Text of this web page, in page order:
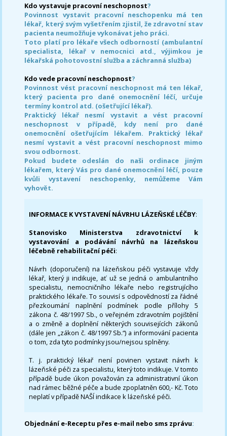
Kdo vystavuje pracovní neschopnost?
Povinnost vystavit pracovní neschopenku má ten
lékař, který svým vyšetřením zjistil, že zdravotní stav
pacienta neumožňuje vykonávat jeho práci.
Toto platí pro lékaře všech odborností (ambulantní
specialista, lékař v nemocnici atd., výjimkou je
lékařská pohotovostní služba a záchranná služba)
Kdo vede pracovní neschopnost?
Povinnost vést pracovní neschopnost má ten lékař,
který pacienta pro dané onemocnění léčí, určuje
termíny kontrol atd. (ošetřující lékař).
Praktický lékař nesmí vystavit a vést pracovní
neschopnost v případě, kdy není pro dané
onemocnění ošetřujícím lékařem. Praktický lékař
nesmí vystavit a vést pracovní neschopnost mimo
svou odbornost.
Pokud budete odeslán do naši ordinace jiným
lékařem, který Vás pro dané onemocnění léčí, pouze
kvůli vystavení neschopenky, nemůžeme Vám
vyhovět.
INFORMACE K VYSTAVENÍ NÁVRHU LÁZEŇSKÉ LÉČBY:
Stanovisko Ministerstva zdravotnictví k
vystavování a podávání návrhů na lázeňskou
léčebně rehabilitační péči:
Návrh (doporučení) na lázeňskou péči vystavuje vždy
lékař, který ji indikuje, ať už se jedná o ambulantního
specialistu, nemocničního lékaře nebo registrujícího
praktického lékaře. To souvisí s odpovědností za řádné
přezkoumání naplnění podmínek podle přílohy 5
zákona č. 48/1997 Sb., o veřejném zdravotním pojištění
a o změně a doplnění některých souvisejících zákonů
(dále jen „zákon č. 48/1997 Sb.“) a informování pacienta
o tom, zda tyto podmínky jsou/nejsou splněny.
T. j. praktický lékař není povinen vystavit návrh k
lázeňské péči za specialistu, který toto indikuje. V tomto
případě bude úkon považován za administrativní úkon
nad rámec běžné péče a bude zpoplatněn 600,- Kč. Toto
neplatí v případě NAŠÍ indikace k lázeňské péči.
Objednání e-Receptu přes e-mail nebo sms zprávu: